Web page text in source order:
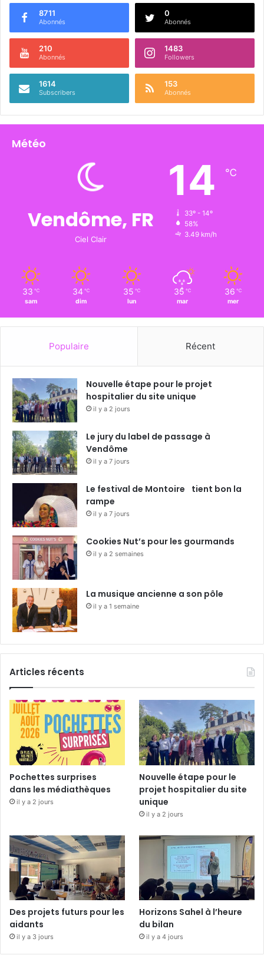
8711
Abonnés
0
Abonnés
210
Abonnés
1483
Followers
1614
Subscribers
153
Abonnés
Météo
Vendôme, FR
Ciel Clair
14 ℃
33º - 14º
58%
3.49 km/h
33 ℃
sam
34 ℃
dim
35 ℃
lun
35 ℃
mar
36 ℃
mer
Populaire Récent
Nouvelle étape pour le projet
hospitalier du site unique
il y a 2 jours
Le jury du label de passage à
Vendôme
il y a 7 jours
Le festival de Montoire tient bon la
rampe
il y a 7 jours
Cookies Nut’s pour les gourmands
il y a 2 semaines
La musique ancienne a son pôle
il y a 1 semaine
Articles récents
Pochettes surprises
dans les médiathèques
il y a 2 jours
Nouvelle étape pour le
projet hospitalier du site
unique
il y a 2 jours
Des projets futurs pour les
aidants
il y a 3 jours
Horizons Sahel à l’heure
du bilan
il y a 4 jours